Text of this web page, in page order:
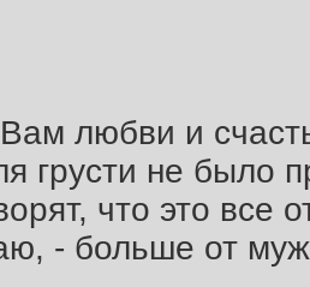
любви и
грусти не было
что это все
- больше от